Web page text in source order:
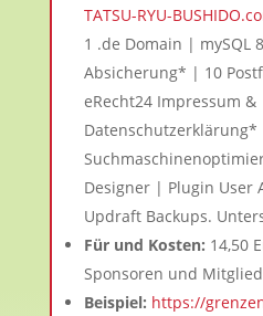
TATSU-RYU-
1 .de Domain | mySQL
Absicherung* | 10
eRecht24 Impressum &
Datenschutzerklärung*
Designer | Plugin User
Updraft Backups.
Für und Kosten: 14,50
Sponsoren und
Beispiel: https://